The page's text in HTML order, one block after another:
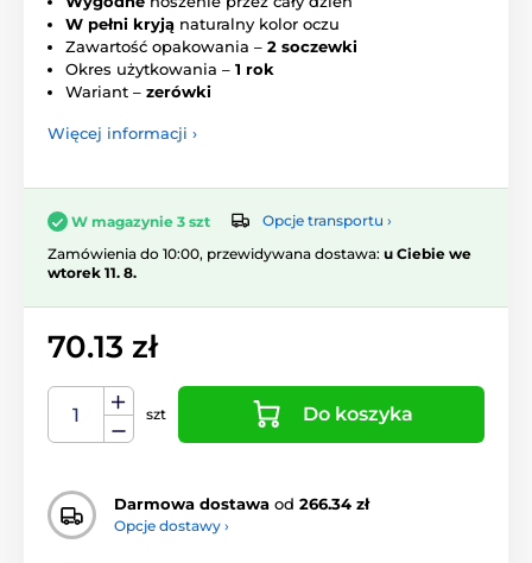
W pełni kryją naturalny kolor oczu
Zawartość opakowania – 2 soczewki
Okres użytkowania – 1 rok
Wariant – zerówki
Więcej informacji ›
W magazynie 3 szt
Opcje transportu ›
Zamówienia do 10:00, przewidywana dostawa: u Ciebie we
wtorek 11. 8.
70.13 zł
szt Do koszyka
Darmowa dostawa od 266.34 zł
Opcje dostawy ›